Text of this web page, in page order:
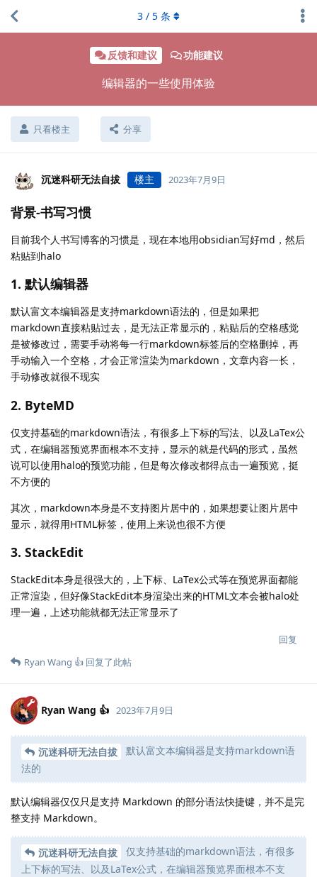
反馈和建议 功能建议
编辑器的一些使用体验
只看楼主 分享
3 / 5 条
沉迷科研无法自拔 楼主 2023年7月9日
背景-书写习惯
目前我个人书写博客的习惯是，现在本地用obsidian写好md，然后
粘贴到halo
1. 默认编辑器
默认富文本编辑器是支持markdown语法的，但是如果把
markdown直接粘贴过去，是无法正常显示的，粘贴后的空格感觉
是被修改过，需要手动将每一行markdown标签后的空格删掉，再
手动输入一个空格，才会正常渲染为markdown，文章内容一长，
手动修改就很不现实
2. ByteMD
仅支持基础的markdown语法，有很多上下标的写法、以及LaTex公
式，在编辑器预览界面根本不支持，显示的就是代码的形式，虽然
说可以使用halo的预览功能，但是每次修改都得点击一遍预览，挺
不方便的
其次，markdown本身是不支持图片居中的，如果想要让图片居中
显示，就得用HTML标签，使用上来说也很不方便
3. StackEdit
StackEdit本身是很强大的，上下标、LaTex公式等在预览界面都能
正常渲染，但好像StackEdit本身渲染出来的HTML文本会被halo处
理一遍，上述功能就都无法正常显示了
回复
Ryan Wang 👍 回复了此帖
Ryan Wang 👍 2023年7月9日
沉迷科研无法自拔
默认富文本编辑器是支持markdown语
法的
默认编辑器仅仅只是支持 Markdown 的部分语法快捷键，并不是完
整支持 Markdown。
沉迷科研无法自拔
仅支持基础的markdown语法，有很多
上下标的写法、以及LaTex公式，在编辑器预览界面根本不支